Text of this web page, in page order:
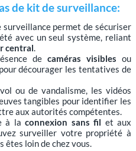
de kit de surveillance:
surveillance permet de sécuriser
avec un seul système, reliant
central.
de caméras visibles ou
décourager les tentatives de
ou de vandalisme, les vidéos
tangibles pour identifier les
aux autorités compétentes.
à la connexion sans fil et aux
surveiller votre propriété à
êtes loin de chez vous.